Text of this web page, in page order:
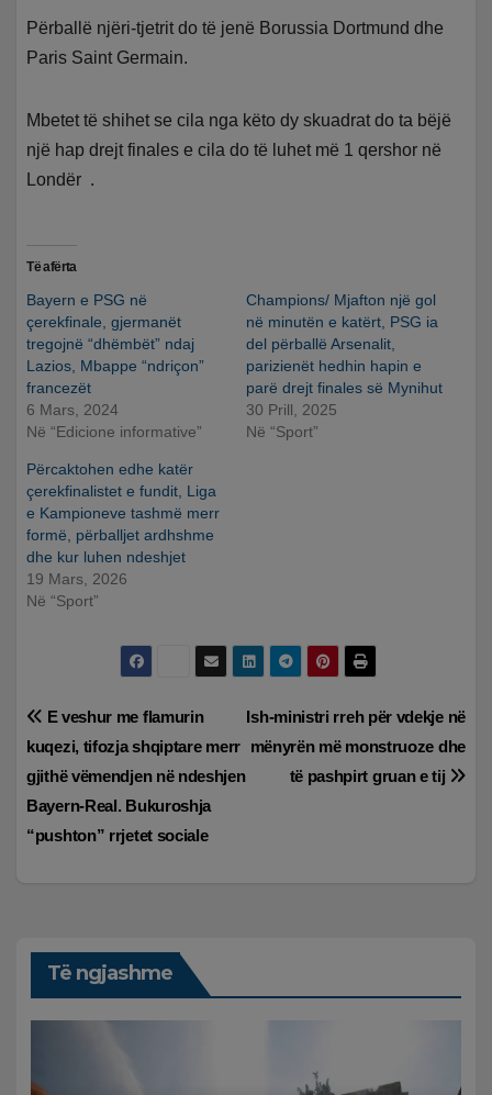
Përballë njëri-tjetrit do të jenë Borussia Dortmund dhe
Paris Saint Germain.
Mbetet të shihet se cila nga këto dy skuadrat do ta bëjë
një hap drejt finales e cila do të luhet më 1 qershor në
Londër .
Të afërta
Bayern e PSG në
çerekfinale, gjermanët
tregojnë “dhëmbët” ndaj
Lazios, Mbappe “ndriçon”
francezët
6 Mars, 2024
Në “Edicione informative”
Champions/ Mjafton një gol
në minutën e katërt, PSG ia
del përballë Arsenalit,
parizienët hedhin hapin e
parë drejt finales së Mynihut
30 Prill, 2025
Në “Sport”
Përcaktohen edhe katër
çerekfinalistet e fundit, Liga
e Kampioneve tashmë merr
formë, përballjet ardhshme
dhe kur luhen ndeshjet
19 Mars, 2026
Në “Sport”
Lëvizje
te
postimet
Ish-ministri rreh për vdekje në
mënyrën më monstruoze dhe
të pashpirt gruan e tij
E veshur me flamurin
kuqezi, tifozja shqiptare merr
gjithë vëmendjen në ndeshjen
Bayern-Real. Bukuroshja
“pushton” rrjetet sociale
Të ngjashme